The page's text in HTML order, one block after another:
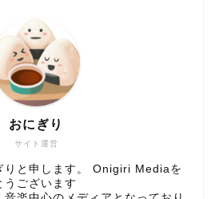
サイト運営
おにぎり
りと申します。 Onigiri Mediaを
うございます